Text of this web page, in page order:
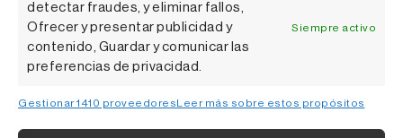
detectar fraudes, y eliminar fallos,
Ofrecer y presentar publicidad y
contenido, Guardar y comunicar las
preferencias de privacidad.
Siempre activo
Gestionar 1410 proveedoresLeer más sobre estos propósitos
Señorío de Otazu S/N 31174, Otazu
Navarra, España